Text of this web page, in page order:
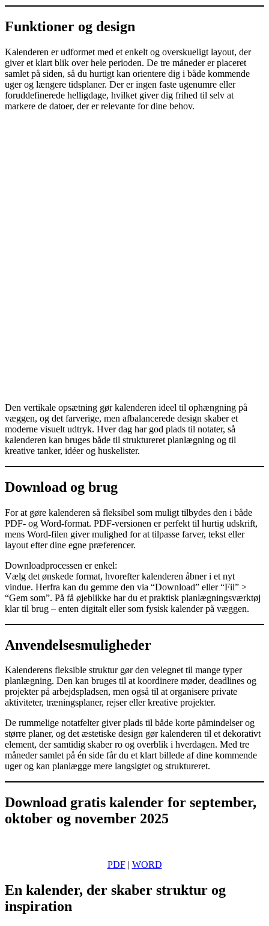
Funktioner og design
Kalenderen er udformet med et enkelt og overskueligt layout, der
giver et klart blik over hele perioden. De tre måneder er placeret
samlet på siden, så du hurtigt kan orientere dig i både kommende
uger og længere tidsplaner. Der er ingen faste ugenumre eller
foruddefinerede helligdage, hvilket giver dig frihed til selv at
markere de datoer, der er relevante for dine behov.
Den vertikale opsætning gør kalenderen ideel til ophængning på
væggen, og det farverige, men afbalancerede design skaber et
moderne visuelt udtryk. Hver dag har god plads til notater, så
kalenderen kan bruges både til struktureret planlægning og til
kreative tanker, idéer og huskelister.
Download og brug
For at gøre kalenderen så fleksibel som muligt tilbydes den i både
PDF‑ og Word‑format. PDF‑versionen er perfekt til hurtig udskrift,
mens Word‑filen giver mulighed for at tilpasse farver, tekst eller
layout efter dine egne præferencer.
Downloadprocessen er enkel:
Vælg det ønskede format, hvorefter kalenderen åbner i et nyt
vindue. Herfra kan du gemme den via “Download” eller “Fil” >
“Gem som”. På få øjeblikke har du et praktisk planlægningsværktøj
klar til brug – enten digitalt eller som fysisk kalender på væggen.
Anvendelsesmuligheder
Kalenderens fleksible struktur gør den velegnet til mange typer
planlægning. Den kan bruges til at koordinere møder, deadlines og
projekter på arbejdspladsen, men også til at organisere private
aktiviteter, træningsplaner, rejser eller kreative projekter.
De rummelige notatfelter giver plads til både korte påmindelser og
større planer, og det æstetiske design gør kalenderen til et dekorativt
element, der samtidig skaber ro og overblik i hverdagen. Med tre
måneder samlet på én side får du et klart billede af dine kommende
uger og kan planlægge mere langsigtet og struktureret.
Download gratis kalender for september,
oktober og november 2025
PDF| WORD
En kalender, der skaber struktur og
inspiration